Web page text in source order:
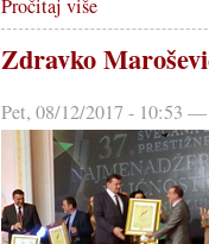
Pročitaj više
Zdravko
Pet, 08/12/2017 - 10:53